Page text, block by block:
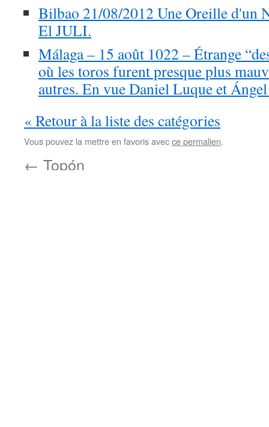
Bilbao 21/08/2012 Une Oreille d'un
El JULI.
Málaga – 15 août 1022 – Étrange
où les toros furent presque plus
autres. En vue Daniel Luque et
« Retour à la liste des catégories
Vous pouvez la mettre en favoris avecce permalien.
← Topón